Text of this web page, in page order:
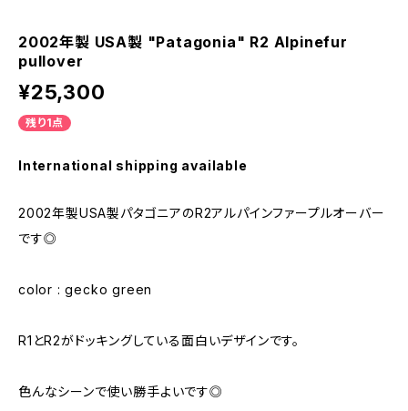
2002年製 USA製 "Patagonia" R2 Alpinefur
pullover
¥25,300
残り1点
International shipping available
2002年製USA製パタゴニアのR2アルパインファープルオーバー
です◎
color : gecko green
R1とR2がドッキングしている面白いデザインです。
色んなシーンで使い勝手よいです◎